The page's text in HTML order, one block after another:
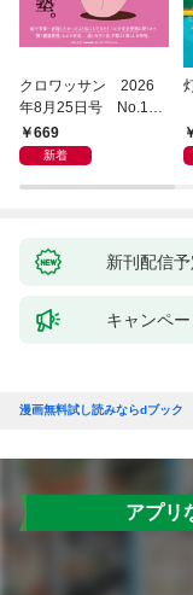
クロワッサン 2026
年8月25日号 No.117
1 [大人のAI＆スマホ
塾。]
669
新着
新刊配信予
キャンペー
漫画無料試し読みならdブック
アプリ